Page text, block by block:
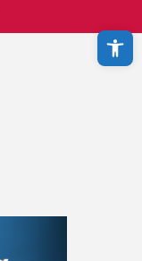
Abrir a barra de ferramentas